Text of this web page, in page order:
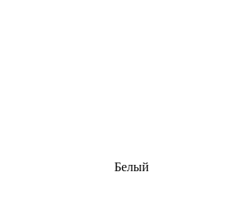
Белый